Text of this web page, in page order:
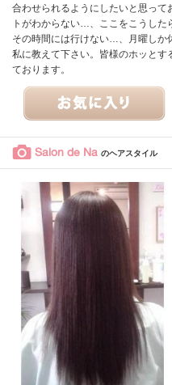
合わせられるようにしたいと思っ
トがわからない…、ここをこうした
その時間には行けない…、月曜し
私に教えて下さい。皆様のホッとす
ております。
Salon de Na のヘアスタイル